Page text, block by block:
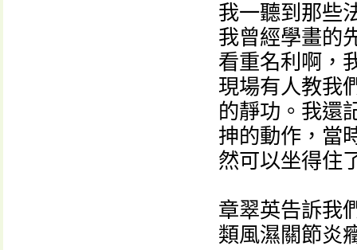
我一聽到那些
我曾經學畫的
看重名利啊，
現場有人教我
的靜功。我還
抻的動作，當
然可以坐得住
章翠英告訴我
類風濕關節炎